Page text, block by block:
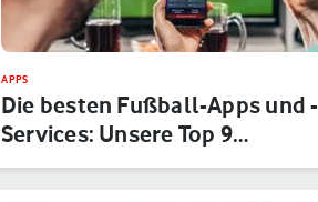
APPS
Die besten Fußball-Apps und -
Services: Unsere Top 9
Anwendungen f…